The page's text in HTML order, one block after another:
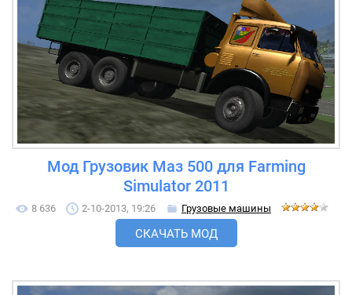
Мод Грузовик Маз 500 для Farming
Simulator 2011
8 636 2-10-2013, 19:26 Грузовые машины
СКАЧАТЬ МОД